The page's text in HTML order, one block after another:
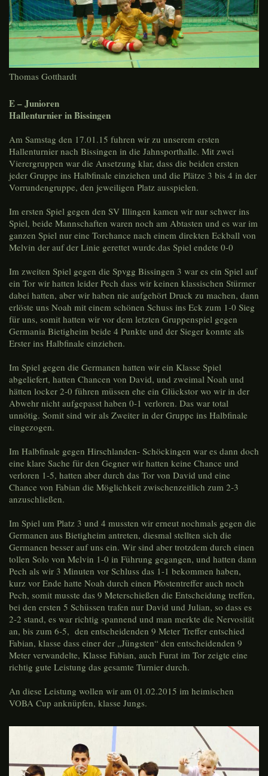
Thomas Gotthardt
E – Junioren
Hallenturnier in Bissingen
Am Samstag den 17.01.15 fuhren wir zu unserem ersten
Hallenturnier nach Bissingen in die Jahnsporthalle. Mit zwei
Vierergruppen war die Ansetzung klar, dass die beiden ersten
jeder Gruppe ins Halbfinale einziehen und die Plätze 3 bis 4 in der
Vorrundengruppe, den jeweiligen Platz ausspielen.
Im ersten Spiel gegen den SV Illingen kamen wir nur schwer ins
Spiel, beide Mannschaften waren noch am Abtasten und es war im
ganzen Spiel nur eine Torchance nach einem direkten Eckball von
Melvin der auf der Linie gerettet wurde.das Spiel endete 0-0
Im zweiten Spiel gegen die Spvgg Bissingen 3 war es ein Spiel auf
ein Tor wir hatten leider Pech dass wir keinen klassischen Stürmer
dabei hatten, aber wir haben nie aufgehört Druck zu machen, dann
erlöste uns Noah mit einem schönen Schuss ins Eck zum 1-0 Sieg
für uns, somit hatten wir vor dem letzten Gruppenspiel gegen
Germania Bietigheim beide 4 Punkte und der Sieger konnte als
Erster ins Halbfinale einziehen.
Im Spiel gegen die Germanen hatten wir ein Klasse Spiel
abgeliefert, hatten Chancen von David, und zweimal Noah und
hätten locker 2-0 führen müssen ehe ein Glückstor wo wir in der
Abwehr nicht aufgepasst haben 0-1 verloren. Das war total
unnötig. Somit sind wir als Zweiter in der Gruppe ins Halbfinale
eingezogen.
Im Halbfinale gegen Hirschlanden- Schöckingen war es dann doch
eine klare Sache für den Gegner wir hatten keine Chance und
verloren 1-5, hatten aber durch das Tor von David und eine
Chance von Fabian die Möglichkeit zwischenzeitlich zum 2-3
anzuschließen.
Im Spiel um Platz 3 und 4 mussten wir erneut nochmals gegen die
Germanen aus Bietigheim antreten, diesmal stellten sich die
Germanen besser auf uns ein. Wir sind aber trotzdem durch einen
tollen Solo von Melvin 1-0 in Führung gegangen, und hatten dann
Pech als wir 3 Minuten vor Schluss das 1-1 bekommen haben,
kurz vor Ende hatte Noah durch einen Pfostentreffer auch noch
Pech, somit musste das 9 Meterschießen die Entscheidung treffen,
bei den ersten 5 Schüssen trafen nur David und Julian, so dass es
2-2 stand, es war richtig spannend und man merkte die Nervosität
an, bis zum 6-5, den entscheidenden 9 Meter Treffer entschied
Fabian, klasse dass einer der „Jüngsten“ den entscheidenden 9
Meter verwandelte, Klasse Fabian, auch Furat im Tor zeigte eine
richtig gute Leistung das gesamte Turnier durch.
An diese Leistung wollen wir am 01.02.2015 im heimischen
VOBA Cup anknüpfen, klasse Jungs.